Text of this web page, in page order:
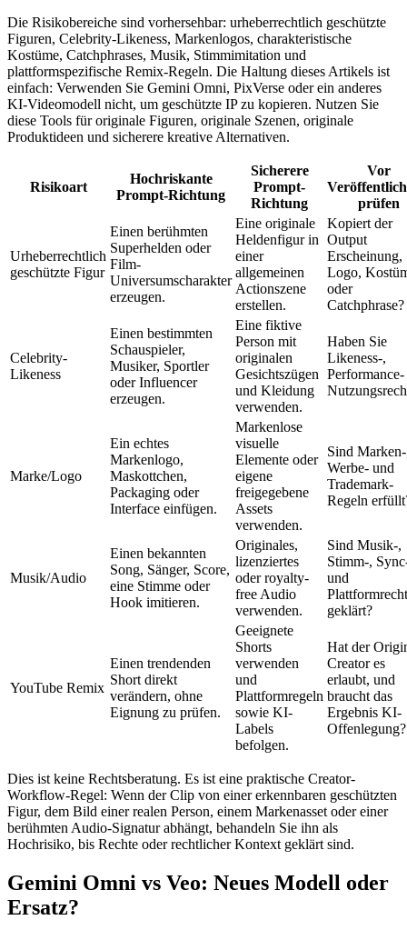
Die Risikobereiche sind vorhersehbar: urheberrechtlich geschützte
Figuren, Celebrity-Likeness, Markenlogos, charakteristische
Kostüme, Catchphrases, Musik, Stimmimitation und
plattformspezifische Remix-Regeln. Die Haltung dieses Artikels ist
einfach: Verwenden Sie Gemini Omni, PixVerse oder ein anderes
KI-Videomodell nicht, um geschützte IP zu kopieren. Nutzen Sie
diese Tools für originale Figuren, originale Szenen, originale
Produktideen und sicherere kreative Alternativen.
Risikoart
Hochriskante
Prompt-Richtung
Sicherere
Prompt-
Richtung
Vor
prüfen
Urheberrechtlich
geschützte Figur
Einen berühmten
Superhelden oder
Film-
Universumscharakter
erzeugen.
Eine originale
Heldenfigur in
einer
allgemeinen
Actionszene
erstellen.
Kopiert der
Output
Erscheinung,
Logo,
oder
Catchphrase?
Celebrity-
Likeness
Einen bestimmten
Schauspieler,
Musiker, Sportler
oder Influencer
erzeugen.
Eine fiktive
Person mit
originalen
Gesichtszügen
und Kleidung
verwenden.
Haben Sie
Likeness-,
Marke/Logo
Ein echtes
Markenlogo,
Maskottchen,
Packaging oder
Interface einfügen.
Markenlose
visuelle
Elemente oder
eigene
freigegebene
Assets
verwenden.
Sind
Werbe- und
Trademark-
Regeln
Musik/Audio
Einen bekannten
Song, Sänger, Score,
eine Stimme oder
Hook imitieren.
Originales,
lizenziertes
oder royalty-
free Audio
verwenden.
Sind Musik-,
Stimm-,
und
geklärt?
YouTube Remix
Einen trendenden
Short direkt
verändern, ohne
Eignung zu prüfen.
Geeignete
Shorts
verwenden
und
Plattformregeln
sowie KI-
Labels
befolgen.
Hat der
Creator es
erlaubt, und
braucht das
Ergebnis KI-
Offenlegung?
Dies ist keine Rechtsberatung. Es ist eine praktische Creator-
Workflow-Regel: Wenn der Clip von einer erkennbaren geschützten
Figur, dem Bild einer realen Person, einem Markenasset oder einer
berühmten Audio-Signatur abhängt, behandeln Sie ihn als
Hochrisiko, bis Rechte oder rechtlicher Kontext geklärt sind.
Gemini Omni vs Veo: Neues Modell oder
Ersatz?